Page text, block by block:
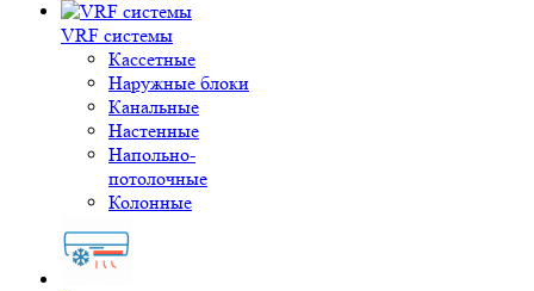
VRF системы
Кассетные
Наружные блоки
Канальные
Настенные
Напольно-
потолочные
Колонные